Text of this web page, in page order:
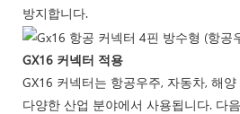
방지합니다.
GX16 커넥터 적용
GX16 커넥터는 항공우주, 자동차, 해
다양한 산업 분야에서 사용됩니다. 다